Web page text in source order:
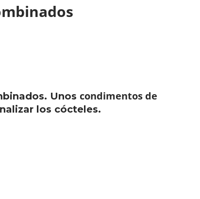
Unos condimentos de
los cócteles.